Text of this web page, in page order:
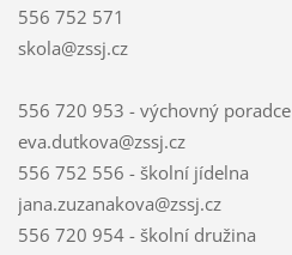
556 752 571
skola@zssj.cz
556 720 953 - výchovný poradce
eva.dutkova@zssj.cz
556 752 556 - školní jídelna
jana.zuzanakova@zssj.cz
556 720 954 - školní družina